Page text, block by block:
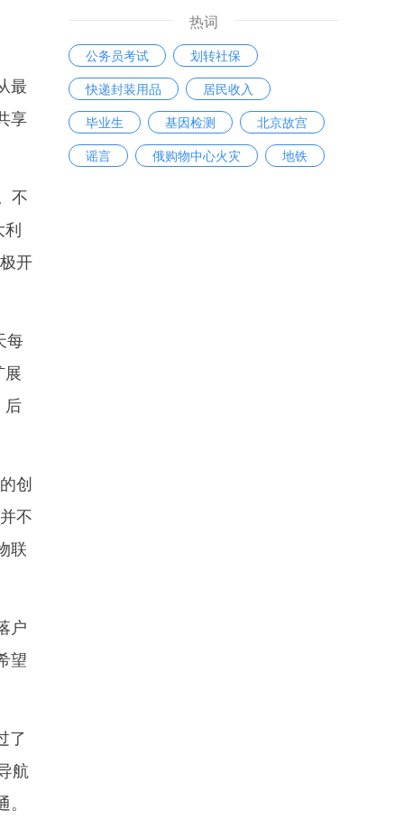
最
享
不
利
开
每
展
后
创
不
联
户
望
了
航
热词
公务员考试
划转社保
快递封装用品
居民收入
毕业生
基因检测
北京故宫
谣言
俄购物中心火灾 地铁